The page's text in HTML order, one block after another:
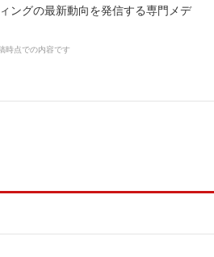
ングの最新動向を発信する専門メデ
時点での内容です